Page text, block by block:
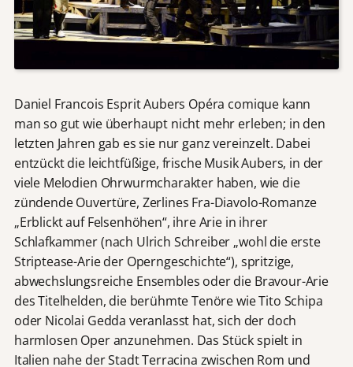
Daniel Francois Esprit Aubers Opéra comique kann
man so gut wie überhaupt nicht mehr erleben; in den
letzten Jahren gab es sie nur ganz vereinzelt. Dabei
entzückt die leichtfüßige, frische Musik Aubers, in der
viele Melodien Ohrwurmcharakter haben, wie die
zündende Ouvertüre, Zerlines Fra-Diavolo-Romanze
„Erblickt auf Felsenhöhen“, ihre Arie in ihrer
Schlafkammer (nach Ulrich Schreiber „wohl die erste
Striptease-Arie der Operngeschichte“), spritzige,
abwechslungsreiche Ensembles oder die Bravour-Arie
des Titelhelden, die berühmte Tenöre wie Tito Schipa
oder Nicolai Gedda veranlasst hat, sich der doch
harmlosen Oper anzunehmen. Das Stück spielt in
Italien nahe der Stadt Terracina zwischen Rom und